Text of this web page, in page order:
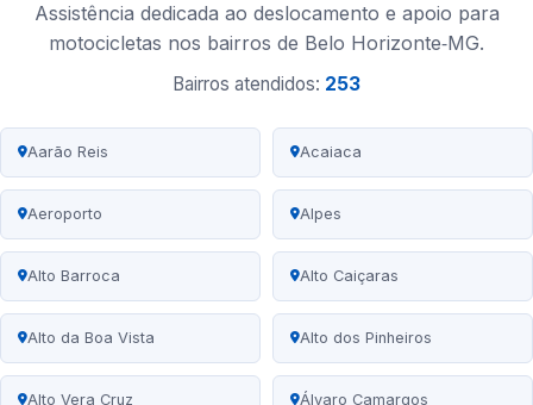
Assistência dedicada ao deslocamento e apoio para
motocicletas nos bairros de Belo Horizonte‑MG.
Bairros atendidos: 253
Aarão Reis Acaiaca
Aeroporto Alpes
Alto Barroca Alto Caiçaras
Alto da Boa Vista Alto dos Pinheiros
Alto Vera Cruz Álvaro Camargos